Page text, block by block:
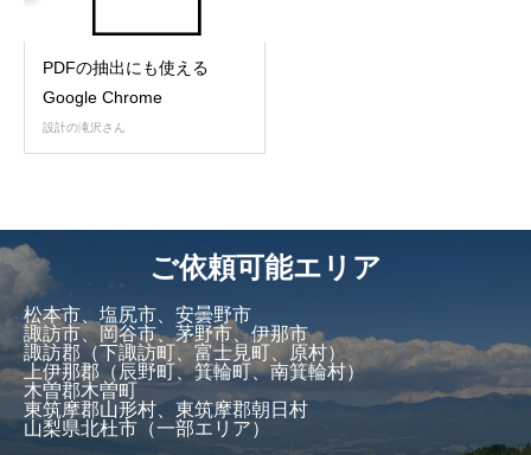
PDFの抽出にも使える
Google Chrome
設計の滝沢さん
ご依頼可能エリア
松本市、塩尻市、安曇野市
諏訪市、岡谷市、茅野市、伊那市
諏訪郡（下諏訪町、富士見町、原村）
上伊那郡（辰野町、箕輪町、南箕輪村）
木曽郡木曽町
東筑摩郡山形村、東筑摩郡朝日村
山梨県北杜市（一部エリア）